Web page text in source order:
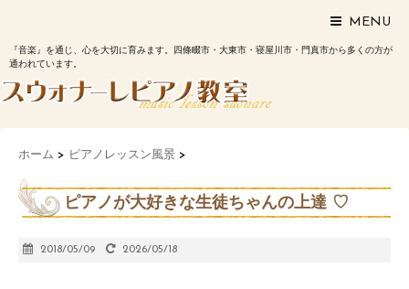
MENU
『音楽』を通じ、心を大切に育みます。四條畷市・大東市・寝屋川市・門真市から多くの方が
通われています。
ホーム > ピアノレッスン風景 >
ピアノが大好きな生徒ちゃんの上達 ♡
2018/05/09 2026/05/18